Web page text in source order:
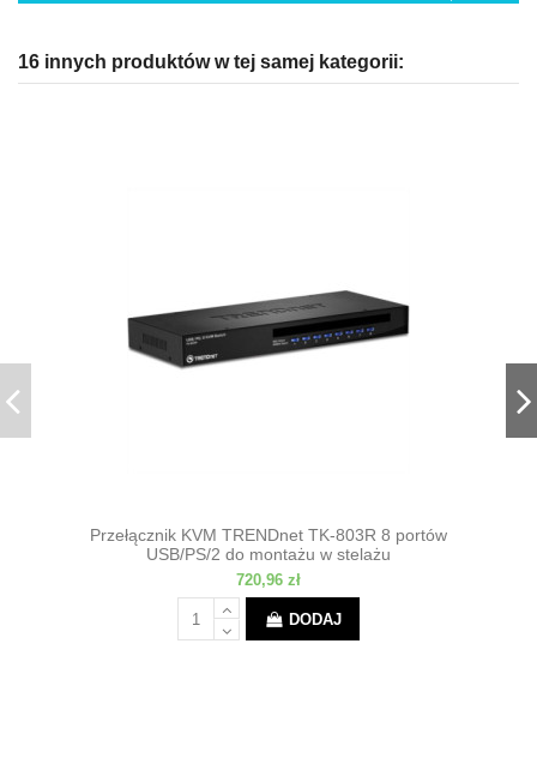
16 innych produktów w tej samej kategorii:
Przełącznik KVM TRENDnet TK-803R 8 portów
USB/PS/2 do montażu w stelażu
720,96 zł
DODAJ